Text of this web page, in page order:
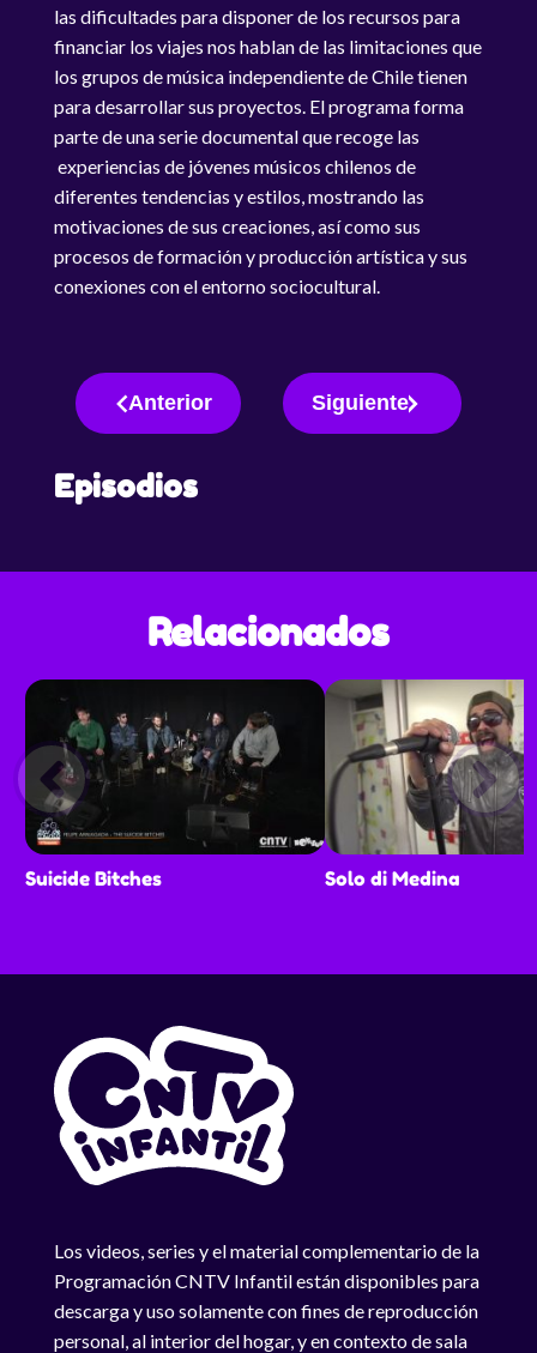
las dificultades para disponer de los recursos para
financiar los viajes nos hablan de las limitaciones que
los grupos de música independiente de Chile tienen
para desarrollar sus proyectos. El programa forma
parte de una serie documental que recoge las
experiencias de jóvenes músicos chilenos de
diferentes tendencias y estilos, mostrando las
motivaciones de sus creaciones, así como sus
procesos de formación y producción artística y sus
conexiones con el entorno sociocultural.
Anterior Siguiente
Episodios
Relacionados
Suicide Bitches Solo di Medina
Los videos, series y el material complementario de la
Programación CNTV Infantil están disponibles para
descarga y uso solamente con fines de reproducción
personal, al interior del hogar, y en contexto de sala